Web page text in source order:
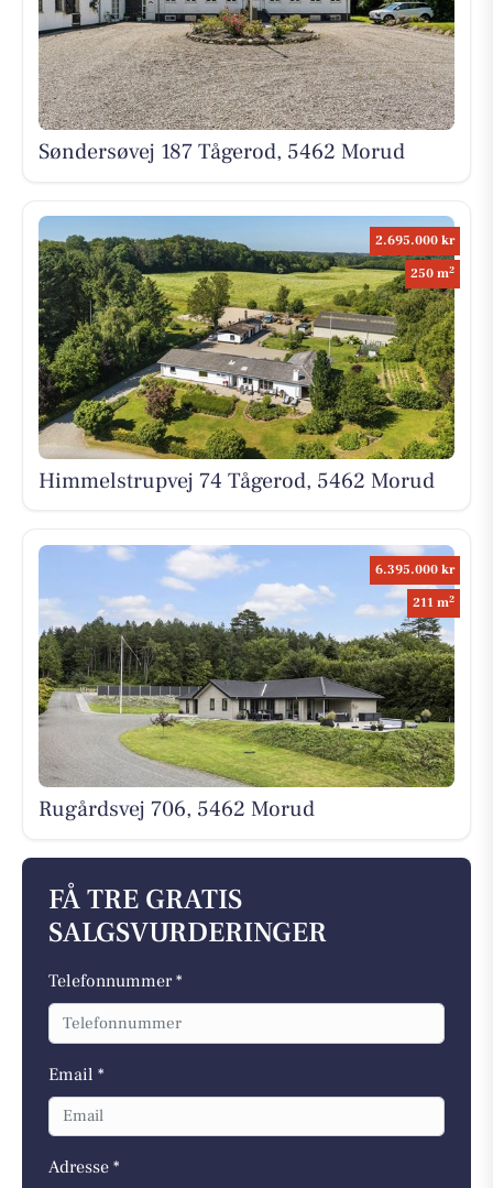
Søndersøvej 187 Tågerod, 5462 Morud
2.695.000 kr
250 m2
Himmelstrupvej 74 Tågerod, 5462 Morud
6.395.000 kr
211 m2
Rugårdsvej 706, 5462 Morud
FÅ TRE GRATIS
SALGSVURDERINGER
Telefonnummer *
Email *
Adresse *